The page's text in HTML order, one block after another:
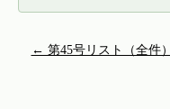
← 第45号リスト（全件